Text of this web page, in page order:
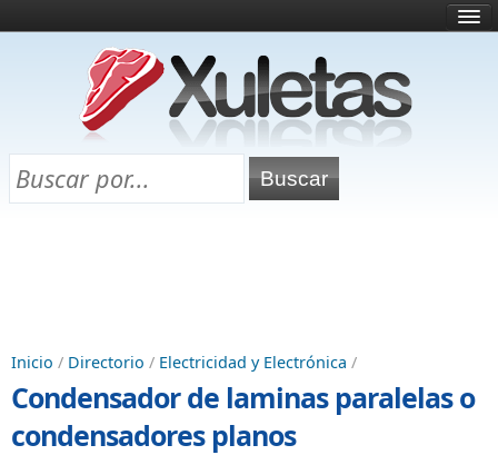
¿Qué es esto?
Directorio
Chuletas para exámenes
Inicio / Directorio / Electricidad y Electrónica /
Condensador de laminas paralelas o
condensadores planos